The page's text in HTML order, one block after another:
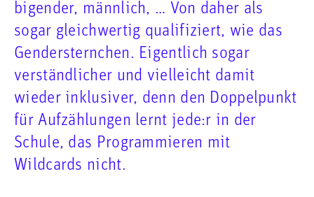
bigender, männlich, … Von daher als
sogar gleichwertig qualifiziert, wie das
Gendersternchen. Eigentlich sogar
verständlicher und vielleicht damit
wieder inklusiver, denn den Doppelpunkt
für Aufzählungen lernt jede:r in der
Schule, das Programmieren mit
Wildcards nicht.